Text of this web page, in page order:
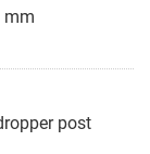
mm
post